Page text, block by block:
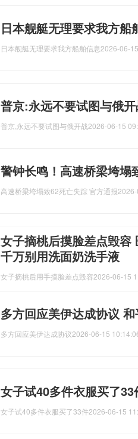
日本舰艇无理要求我方
日本舰艇无理要求我方船舶信息2026-06-
普京:永远不要试图与俄
普京,永远不要试图与俄开战2026-06-15
警钟长鸣！高速桥梁垮塌
高速桥梁垮塌致62死亡失踪 官方通报
女子摘桃后摸脸差点毁容
千万别用洗面奶洗手液
女子摘桃后用手摸脸差点毁容2026-06-15
多方回应美伊达成协议
多方回应美伊达成协议2026-06-15
女子试40多件衣服买了
女子试40多件衣服买了33件2026-06-15